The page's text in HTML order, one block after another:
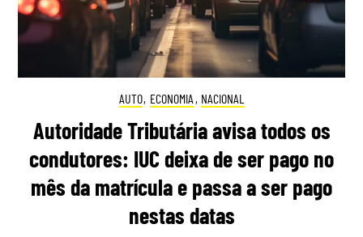
AUTO, ECONOMIA , NACIONAL
Autoridade Tributária avisa todos os
condutores: IUC deixa de ser pago no
mês da matrícula e passa a ser pago
nestas datas